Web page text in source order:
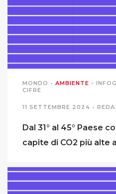
MONDO - AMBIENTE -
CIFRE
11 SETTEMBRE 2024 -
Dal 31° al 45° Paese
capite di CO2 più alte